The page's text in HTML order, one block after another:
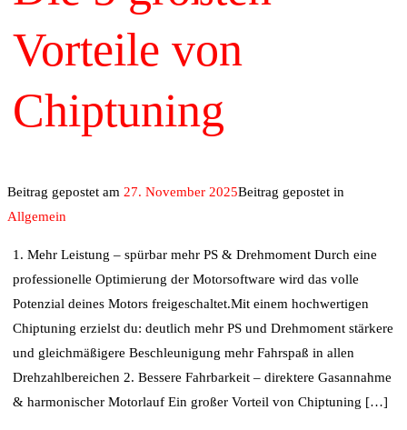
Vorteile von
Chiptuning
Beitrag gepostet am 27. November 2025Beitrag gepostet in
Allgemein
1. Mehr Leistung – spürbar mehr PS & Drehmoment Durch eine
professionelle Optimierung der Motorsoftware wird das volle
Potenzial deines Motors freigeschaltet.Mit einem hochwertigen
Chiptuning erzielst du: deutlich mehr PS und Drehmoment stärkere
und gleichmäßigere Beschleunigung mehr Fahrspaß in allen
Drehzahlbereichen 2. Bessere Fahrbarkeit – direktere Gasannahme
& harmonischer Motorlauf Ein großer Vorteil von Chiptuning […]